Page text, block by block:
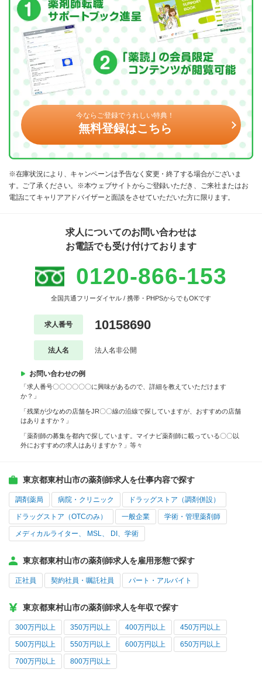
今ならご登録でうれしい特典！
無料登録はこちら
※在庫状況により、キャンペーンは予告なく変更・終了する場合がございま
す。ご了承ください。※本ウェブサイトからご登録いただき、ご来社またはお
電話にてキャリアアドバイザーと面談をさせていただいた方に限ります。
求人についてのお問い合わせは
お電話でも受け付けております
0120-866-153
全国共通フリーダイヤル / 携帯・PHPSからでもOKです
求人番号 10158690
法人名 法人名非公開
お問い合わせの例
「求人番号〇〇〇〇〇〇に興味があるので、詳細を教えていただけます
か？」
「残業が少なめの店舗をJR〇〇線の沿線で探していますが、おすすめの店舗
はありますか？」
「薬剤師の募集を都内で探しています。マイナビ薬剤師に載っている〇〇以
外におすすめの求人はありますか？」等々
東京都東村山市の薬剤師求人を仕事内容で探す
調剤薬局 病院・クリニック ドラッグストア（調剤併設）
ドラッグストア（OTCのみ） 一般企業 学術・管理薬剤師
メディカルライター、 MSL、 DI、学術
東京都東村山市の薬剤師求人を雇用形態で探す
正社員 契約社員・嘱託社員 パート・アルバイト
東京都東村山市の薬剤師求人を年収で探す
300万円以上 350万円以上 400万円以上 450万円以上
500万円以上 550万円以上 600万円以上 650万円以上
700万円以上 800万円以上